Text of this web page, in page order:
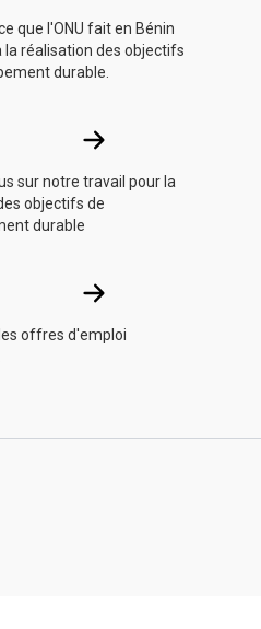
que l'ONU fait en Bénin
la réalisation des objectifs
durable.
Histoires
sur notre travail pour la
objectifs de
durable
Postes
offres d'emploi